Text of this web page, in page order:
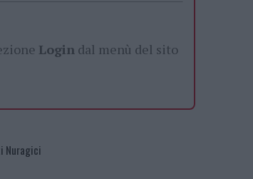
Login dal menù del sito
Nuragici